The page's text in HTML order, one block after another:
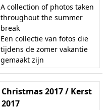
A collection of photos taken
throughout the summer
break
Een collectie van fotos die
tijdens de zomer vakantie
gemaakt zijn
Christmas 2017 / Kerst
2017